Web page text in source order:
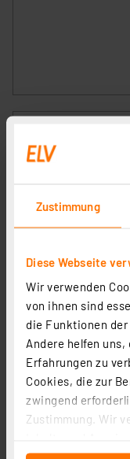
Zustimmung
Diese Webseite
Wir verwenden
von ihnen sind
die Funktionen
Andere helfen
Erfahrungen zu
Cookies, die zur
zwingend
Zustimmung. Wir
Homematic IP
Artikel-Nr. 156203
2